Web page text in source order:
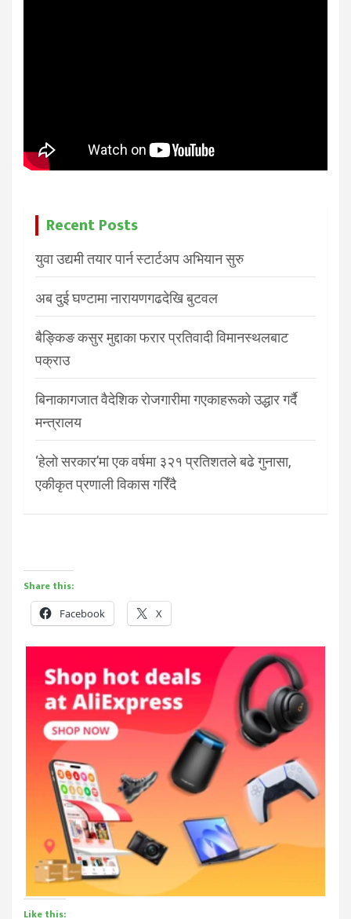
Recent Posts
युवा उद्यमी तयार पार्न स्टार्टअप अभियान सुरु
अब दुई घण्टामा नारायणगढदेखि बुटवल
बैङ्किङ कसुर मुद्दाका फरार प्रतिवादी विमानस्थलबाट
पक्राउ
बिनाकागजात वैदेशिक रोजगारीमा गएकाहरूको उद्धार गर्दै
मन्त्रालय
‘हेलो सरकार’मा एक वर्षमा ३२१ प्रतिशतले बढे गुनासा,
एकीकृत प्रणाली विकास गरिँदै
Share this:
Facebook X
Like this: